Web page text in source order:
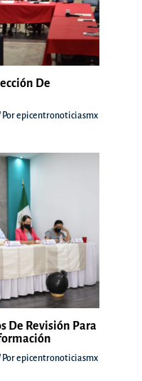
De
Porepicentronoticiasmx
De Revisión Para
Porepicentronoticiasmx